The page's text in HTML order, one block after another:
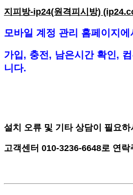
지피방-ip24(원격피시방)
모바일 계정 관리 홈페이지에
가입, 충전, 남은시간 확인,
니다.
설치 오류 및 기타 상담이 필요하
고객센터 010-3236-6648로 연락